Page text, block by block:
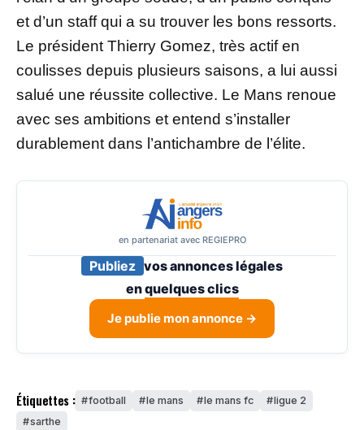
et d’un staff qui a su trouver les bons ressorts.
Le président Thierry Gomez, très actif en
coulisses depuis plusieurs saisons, a lui aussi
salué une réussite collective. Le Mans renoue
avec ses ambitions et entend s’installer
durablement dans l’antichambre de l’élite.
en partenariat avec REGIEPRO
Publiez vos annonces légales
enquelques clics
Je publie mon annonce →
Étiquettes : football le mans le mans fc
ligue 2
sarthe